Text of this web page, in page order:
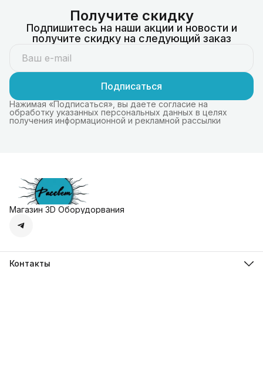
Получите скидку
Подпишитесь на наши акции и новости и
получите скидку на следующий заказ
Подписаться
Нажимая «Подписаться», вы даете согласие на
обработку указанных персональных данных в целях
получения информационной и рекламной рассылки
Магазин 3D Оборудорвания
Контакты